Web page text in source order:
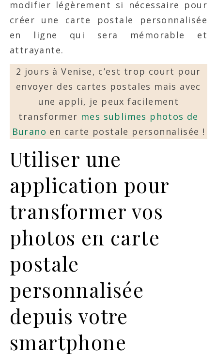
modifier légèrement si nécessaire pour
créer une carte postale personnalisée
en ligne qui sera mémorable et
attrayante.
2 jours à Venise, c’est trop court pour
envoyer des cartes postales mais avec
une appli, je peux facilement
transformer mes sublimes photos de
Burano en carte postale personnalisée !
Utiliser une
application pour
transformer vos
photos en carte
postale
personnalisée
depuis votre
smartphone